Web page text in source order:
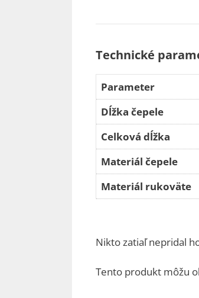
Technické
Parameter
Dĺžka čepele
Celková dĺžka
Materiál čepele
Materiál rukoväte
Nikto zatiaľ nepridal
Tento produkt môžu